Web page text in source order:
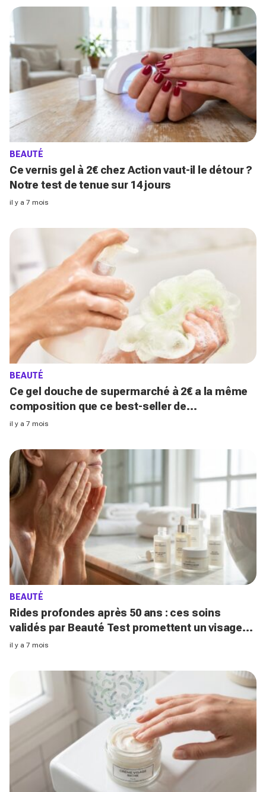
BEAUTÉ
Ce vernis gel à 2€ chez Action vaut-il le détour ?
Notre test de tenue sur 14 jours
il y a 7 mois
BEAUTÉ
Ce gel douche de supermarché à 2€ a la même
composition que ce best-seller de
parapharmacie à 15€
il y a 7 mois
BEAUTÉ
Rides profondes après 50 ans : ces soins
validés par Beauté Test promettent un visage
transformé en 7 jours seulement
il y a 7 mois